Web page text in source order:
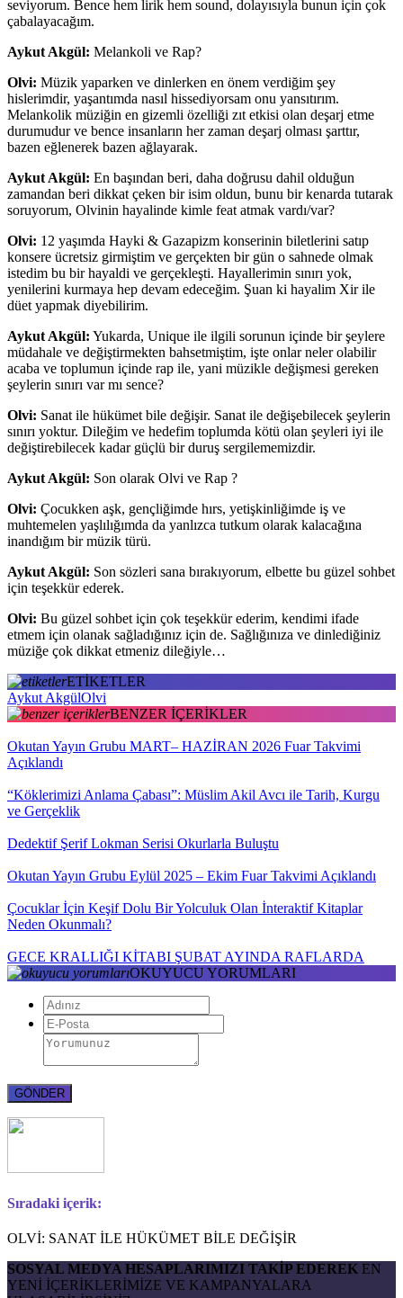
seviyorum. Bence hem lirik hem sound, dolayısıyla bunun için çok
çabalayacağım.
Aykut Akgül: Melankoli ve Rap?
Olvi: Müzik yaparken ve dinlerken en önem verdiğim şey
hislerimdir, yaşantımda nasıl hissediyorsam onu yansıtırım.
Melankolik müziğin en gizemli özelliği zıt etkisi olan deşarj etme
durumudur ve bence insanların her zaman deşarj olması şarttır,
bazen eğlenerek bazen ağlayarak.
Aykut Akgül: En başından beri, daha doğrusu dahil olduğun
zamandan beri dikkat çeken bir isim oldun, bunu bir kenarda tutarak
soruyorum, Olvinin hayalinde kimle feat atmak vardı/var?
Olvi: 12 yaşımda Hayki & Gazapizm konserinin biletlerini satıp
konsere ücretsiz girmiştim ve gerçekten bir gün o sahnede olmak
istedim bu bir hayaldi ve gerçekleşti. Hayallerimin sınırı yok,
yenilerini kurmaya hep devam edeceğim. Şuan ki hayalim Xir ile
düet yapmak diyebilirim.
Aykut Akgül: Yukarda, Unique ile ilgili sorunun içinde bir şeylere
müdahale ve değiştirmekten bahsetmiştim, işte onlar neler olabilir
acaba ve toplumun içinde rap ile, yani müzikle değişmesi gereken
şeylerin sınırı var mı sence?
Olvi: Sanat ile hükümet bile değişir. Sanat ile değişebilecek şeylerin
sınırı yoktur. Dileğim ve hedefim toplumda kötü olan şeyleri iyi ile
değiştirebilecek kadar güçlü bir duruş sergilememizdir.
Aykut Akgül: Son olarak Olvi ve Rap ?
Olvi: Çocukken aşk, gençliğimde hırs, yetişkinliğimde iş ve
muhtemelen yaşlılığımda da yanlızca tutkum olarak kalacağına
inandığım bir müzik türü.
Aykut Akgül: Son sözleri sana bırakıyorum, elbette bu güzel sohbet
için teşekkür ederek.
Olvi: Bu güzel sohbet için çok teşekkür ederim, kendimi ifade
etmem için olanak sağladığınız için de. Sağlığınıza ve dinlediğiniz
müziğe çok dikkat etmeniz dileğiyle…
ETİKETLER
Aykut AkgülOlvi
BENZER İÇERİKLER
Okutan Yayın Grubu MART– HAZİRAN 2026 Fuar Takvimi
Açıklandı
“Köklerimizi Anlama Çabası”: Müslim Akil Avcı ile Tarih, Kurgu
ve Gerçeklik
Dedektif Şerif Lokman Serisi Okurlarla Buluştu
Okutan Yayın Grubu Eylül 2025 – Ekim Fuar Takvimi Açıklandı
Çocuklar İçin Keşif Dolu Bir Yolculuk Olan İnteraktif Kitaplar
Neden Okunmalı?
GECE KRALLIĞI KİTABI ŞUBAT AYINDA RAFLARDA
OKUYUCU YORUMLARI
Sıradaki içerik:
OLVİ: SANAT İLE HÜKÜMET BİLE DEĞİŞİR
SOSYAL MEDYA HESAPLARIMIZI TAKİP EDEREK EN
YENİ İÇERİKLERİMİZE VE KAMPANYALARA